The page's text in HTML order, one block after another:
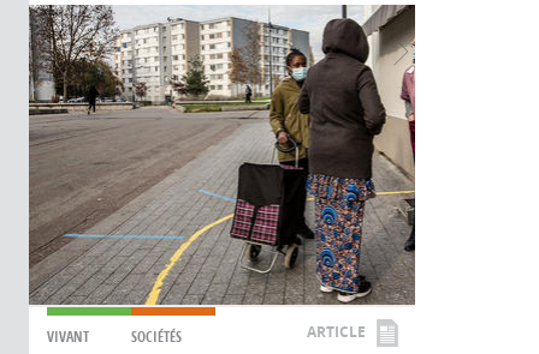
VIVANT SOCIÉTÉS ARTICLE